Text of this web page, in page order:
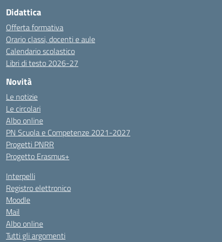
Didattica
Offerta formativa
Orario classi, docenti e aule
Calendario scolastico
Libri di testo 2026-27
Novità
Le notizie
Le circolari
Albo online
PN Scuola e Competenze 2021-2027
Progetti PNRR
Progetto Erasmus+
Interpelli
Registro elettronico
Moodle
Mail
Albo online
Tutti gli argomenti